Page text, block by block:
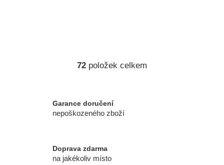
O
á
d
p
72 položek celkem
Garance doručení
nepoškozeného zboží
Doprava zdarma
na jakékoliv místo